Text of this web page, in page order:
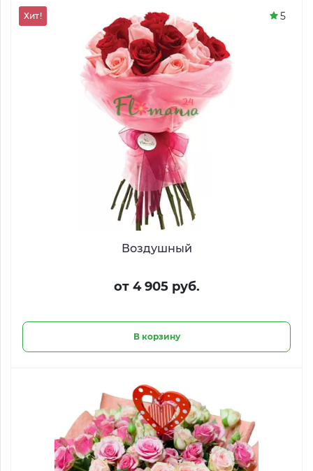
Воздушный
от 4 905 руб.
В корзину
Хит! 5